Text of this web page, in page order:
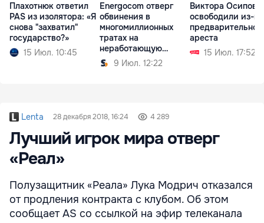
Плахотнюк ответил
PAS из изолятора: «Я
снова "захватил"
государство?»
15 Июл. 10:45
Energocom отверг
обвинения в
многомиллионных
тратах на
неработающую
систему
9 Июл. 12:22
Виктора Осипова
освободили из-
ареста
15 Июл. 17:52
Lenta 28 декабря 2018, 16:24 4 289
Лучший игрок мира отверг
«Реал»
Полузащитник «Реала» Лука Модрич отказался
от продления контракта с клубом. Об этом
сообщает AS со ссылкой на эфир телеканала